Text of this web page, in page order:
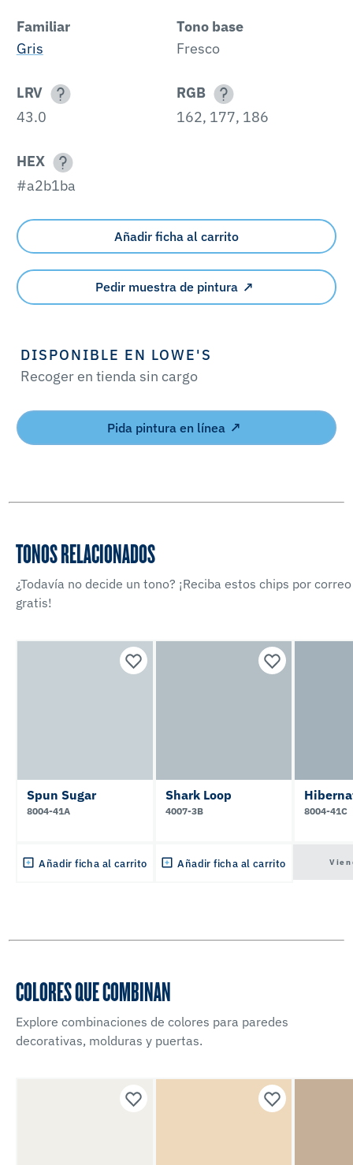
Familiar
Gris
Tono base
Fresco
LRV
43.0
RGB
162, 177, 186
HEX
#a2b1ba
Añadir ficha al carrito
Pedir muestra de pintura
DISPONIBLE EN LOWE'S
Recoger en tienda sin cargo
Pida pintura en línea
TONOS RELACIONADOS
¿Todavía no decide un tono? ¡Reciba estos chips por correo
gratis!
Spun Sugar
8004-41A
Añadir ficha al carrito
Shark Loop
4007-3B
Añadir ficha al carrito
8004-41C
COLORES QUE COMBINAN
Explore combinaciones de colores para paredes
decorativas, molduras y puertas.